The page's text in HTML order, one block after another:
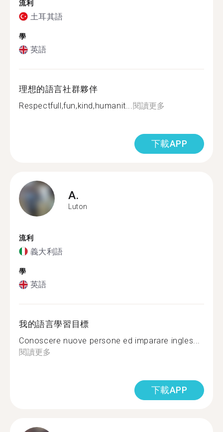
流利
土耳其語
學
英語
理想的語言社群夥伴
Respectfull,fun,kind,humanit...閱讀更多
下載APP
A.
Luton
流利
義大利語
學
英語
我的語言學習目標
Conoscere nuove persone ed imparare ingles...
閱讀更多
下載APP